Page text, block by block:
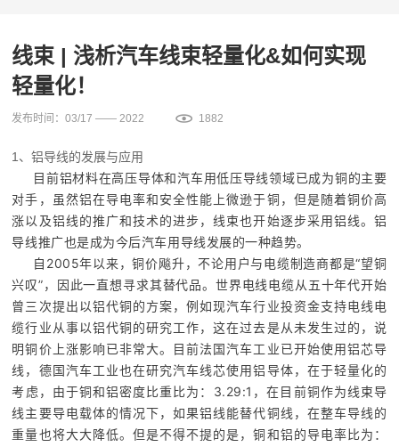
线束 | 浅析汽车线束轻量化&如何实现
轻量化！
发布时间：03/17 —— 2022 1882
1、铝导线的发展与应用
目前铝材料在高压导体和汽车用低压导线领域已成为铜的主要
对手，虽然铝在导电率和安全性能上微逊于铜，但是随着铜价高
涨以及铝线的推广和技术的进步，线束也开始逐步采用铝线。铝
导线推广也是成为今后汽车用导线发展的一种趋势。
自2005年以来，铜价飚升，不论用户与电缆制造商都是“望铜
兴叹”，因此一直想寻求其替代品。世界电线电缆从五十年代开始
曾三次提出以铝代铜的方案，例如现汽车行业投资金支持电线电
缆行业从事以铝代铜的研究工作，这在过去是从未发生过的，说
明铜价上涨影响已非常大。目前法国汽车工业已开始使用铝芯导
线，德国汽车工业也在研究汽车线芯使用铝导体，在于轻量化的
考虑，由于铜和铝密度比重比为：3.29:1，在目前铜作为线束导
线主要导电载体的情况下，如果铝线能替代铜线，在整车导线的
重量也将大大降低。但是不得不提的是，铜和铝的导电率比为：